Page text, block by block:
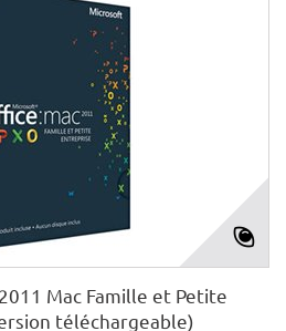
Mac Famille et Petite
téléchargeable)